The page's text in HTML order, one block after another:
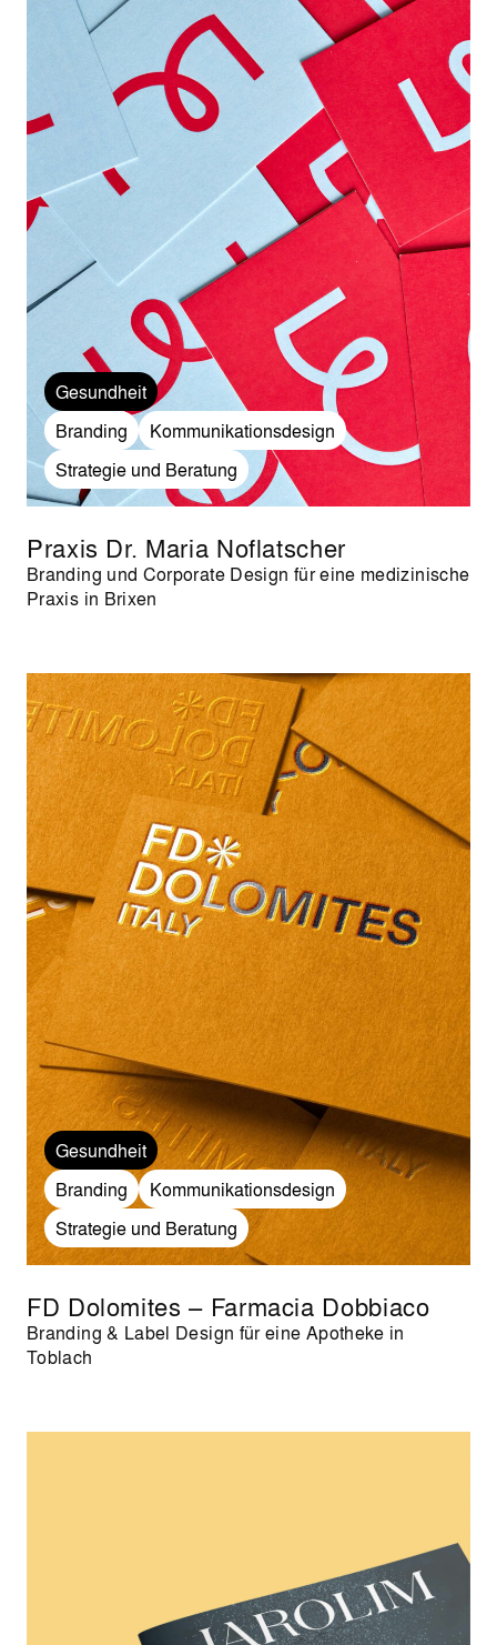
Gesundheit
Branding
Kommunikationsdesign
Strategie und Beratung
Praxis Dr. Maria Noflatscher
Branding und Corporate Design für eine medizinische
Praxis in Brixen
Gesundheit
Branding
Kommunikationsdesign
Strategie und Beratung
FD Dolomites – Farmacia Dobbiaco
Branding & Label Design für eine Apotheke in
Toblach